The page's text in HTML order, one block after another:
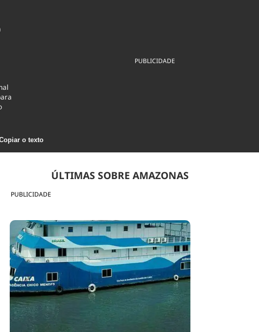
Mineral
& Tecnologia
o texto
PUBLICIDADE
PUBLICIDADE
ÚLTIMAS SOBRE AMAZONAS